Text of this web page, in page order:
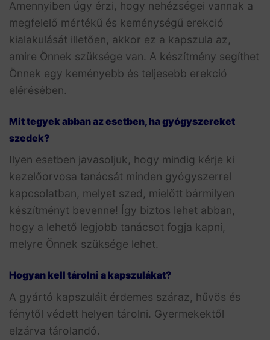
Amennyiben úgy érzi, hogy nehézségei vannak a
megfelelő mértékű és keménységű erekció
kialakulását illetően, akkor ez a kapszula az,
amire Önnek szüksége van. A készítmény segíthet
Önnek egy keményebb és teljesebb erekció
elérésében.
Mit tegyek abban az esetben, ha gyógyszereket
szedek?
Ilyen esetben javasoljuk, hogy mindig kérje ki
kezelőorvosa tanácsát minden gyógyszerrel
kapcsolatban, melyet szed, mielőtt bármilyen
készítményt bevenne! Így biztos lehet abban,
hogy a lehető legjobb tanácsot fogja kapni,
melyre Önnek szüksége lehet.
Hogyan kell tárolni a kapszulákat?
A gyártó kapszuláit érdemes száraz, hűvös és
fénytől védett helyen tárolni. Gyermekektől
elzárva tárolandó.